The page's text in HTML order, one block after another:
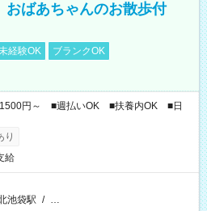
おばあちゃんのお散歩付
経験OK
ブランクOK
1500円～ ■週払いOK ■扶養内OK ■日
り
給
池袋駅 / …